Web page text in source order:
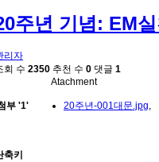
주년 기념: EM
리자
회 수 2350 추천 수 0 댓글 1
Atachment
부 '1' 20주년-001대문.jpg,
축키